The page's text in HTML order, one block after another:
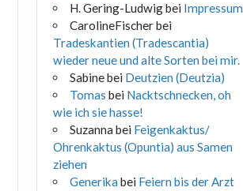
H. Gering-Ludwigbei Impressum
CarolineFischerbei
Tradeskantien (Tradescantia)
wieder neue und alte Sorten bei mir.
Sabinebei Deutzien (Deutzia)
Tomas bei Nacktschnecken, oh
wie ich sie hasse!
Suzanna bei Feigenkaktus/
Ohrenkaktus (Opuntia) aus Samen
ziehen
Generika bei Feiern bis der Arzt